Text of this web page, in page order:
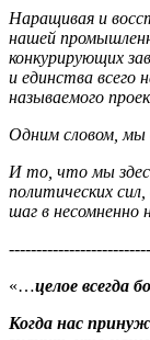
Наращивая и
нашей
конкурирующих
и единства всего
называемого
Одним словом,
И то, что мы
политических
шаг в несомненно
«…целое всегда
Когда нас